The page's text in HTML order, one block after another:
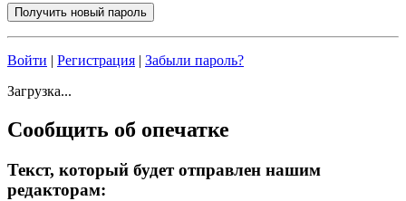
Войти Регистрация
Забыли пароль?
Загрузка...
Сообщить об опечатке
Текст, который будет отправлен нашим
редакторам: